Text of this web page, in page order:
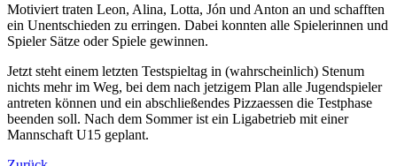
Motiviert traten Leon, Alina, Lotta, Jón und Anton an und schafften
ein Unentschieden zu erringen. Dabei konnten alle Spielerinnen und
Spieler Sätze oder Spiele gewinnen.
Jetzt steht einem letzten Testspieltag in (wahrscheinlich) Stenum
nichts mehr im Weg, bei dem nach jetzigem Plan alle Jugendspieler
antreten können und ein abschließendes Pizzaessen die Testphase
beenden soll. Nach dem Sommer ist ein Ligabetrieb mit einer
Mannschaft U15 geplant.